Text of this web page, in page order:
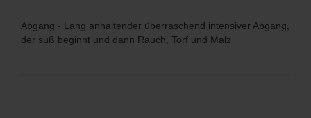
Abgang - Lang anhaltender überraschend intensiver Abgang,
der süß beginnt und dann Rauch, Torf und Malz